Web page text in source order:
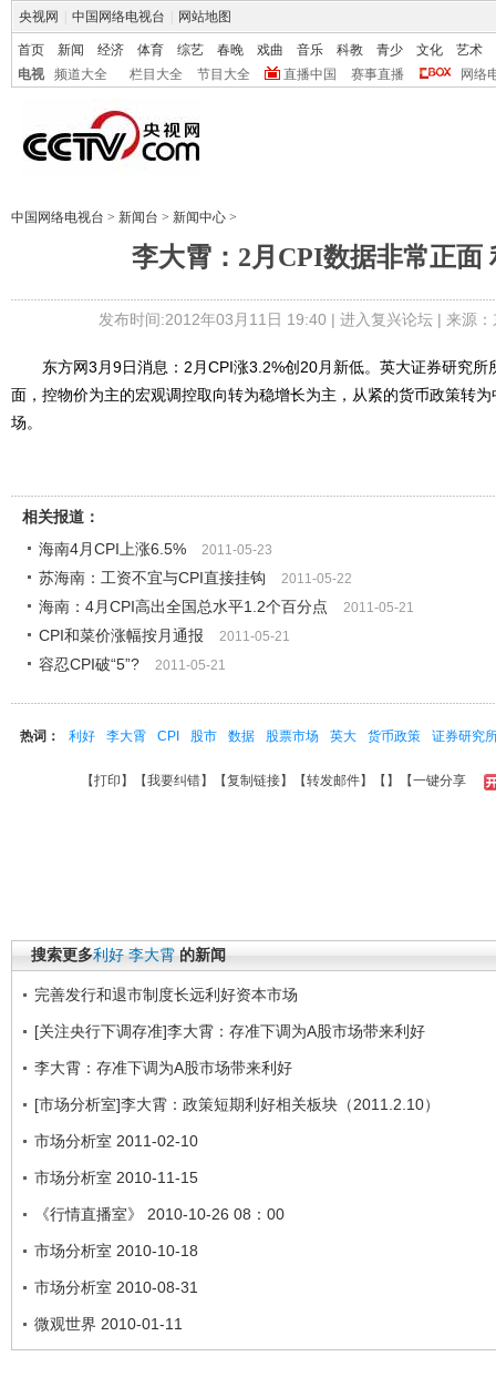
央视网 中国网络电视台 网站地图
首页 新闻 经济 体育 综艺 春晚 戏曲 音乐 科教 青少 文化
艺术
电视
频道大全 栏目大全 节目大全 直播中国 赛事直播 网络
中国网络电视台 > 新闻台 > 新闻中心 >
李大霄：2月CPI数据非常正面
发布时间:2012年03月11日 19:40 | 进入复兴论坛| 来源
东方网3月9日消息：2月CPI涨3.2%创20月新低。英大证券研究所
面，控物价为主的宏观调控取向转为稳增长为主，从紧的货币政策转
场。
相关报道：
海南4月CPI上涨6.5%
2011-05-23
苏海南：工资不宜与CPI直接挂钩 2011-05-22
海南：4月CPI高出全国总水平1.2个百分点 2011-05-21
CPI和菜价涨幅按月通报 2011-05-21
容忍CPI破“5”? 2011-05-21
热词： 利好 李大霄 CPI 股市 数据 股票市场 英大 货币政策 证券研究
【打印 】【我要纠错】【复制链接】【转发邮件】【 】 【一键分享
搜索更多利好 李大霄 的新闻
完善发行和退市制度长远利好资本市场
[关注央行下调存准]李大霄：存准下调为A股市场带来利好
李大霄：存准下调为A股市场带来利好
[市场分析室]李大霄：政策短期利好相关板块（2011.2.10）
市场分析室 2011-02-10
市场分析室 2010-11-15
《行情直播室》 2010-10-26 08：00
市场分析室 2010-10-18
市场分析室 2010-08-31
微观世界 2010-01-11